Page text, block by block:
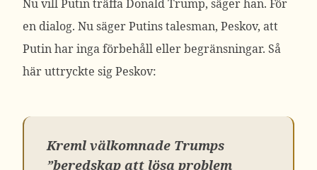
Nu vill Putin träffa Donald Trump, säger han. För
en dialog. Nu säger Putins talesman, Peskov, att
Putin har inga förbehåll eller begränsningar. Så
här uttryckte sig Peskov:
Kreml välkomnade Trumps
”beredskap att lösa problem